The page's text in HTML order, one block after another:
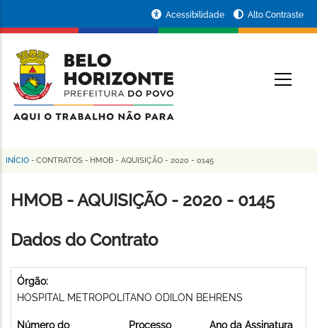
conteúdo
principal
da
Prefeitura
de
Horizonte
Acessibilidade Alto Contraste
Trilha
de
INÍCIO - CONTRATOS - HMOB - AQUISIÇÃO - 2020 - 0145
HMOB - AQUISIÇÃO - 2020 - 0145
Dados do Contrato
Órgão:
HOSPITAL METROPOLITANO ODILON BEHRENS
Número do
Processo
Ano da Assinatura